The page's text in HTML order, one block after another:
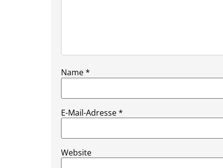
Name*
E-Mail-Adresse*
Website